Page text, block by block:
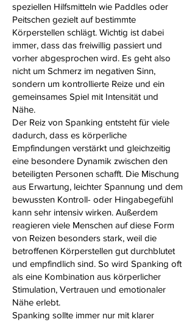
speziellen Hilfsmitteln wie Paddles oder
Peitschen gezielt auf bestimmte
Körperstellen schlägt. Wichtig ist dabei
immer, dass das freiwillig passiert und
vorher abgesprochen wird. Es geht also
nicht um Schmerz im negativen Sinn,
sondern um kontrollierte Reize und ein
gemeinsames Spiel mit Intensität und
Nähe.
Der Reiz von Spanking entsteht für viele
dadurch, dass es körperliche
Empfindungen verstärkt und gleichzeitig
eine besondere Dynamik zwischen den
beteiligten Personen schafft. Die Mischung
aus Erwartung, leichter Spannung und dem
bewussten Kontroll- oder Hingabegefühl
kann sehr intensiv wirken. Außerdem
reagieren viele Menschen auf diese Form
von Reizen besonders stark, weil die
betroffenen Körperstellen gut durchblutet
und empfindlich sind. So wird Spanking oft
als eine Kombination aus körperlicher
Stimulation, Vertrauen und emotionaler
Nähe erlebt.
Spanking sollte immer nur mit klarer